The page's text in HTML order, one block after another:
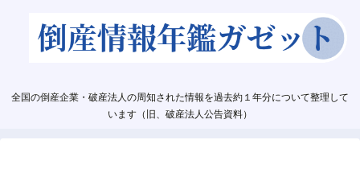
全国の倒産企業・破産法人の周知された情報を過去約１年分について整理して
います（旧、破産法人公告資料）